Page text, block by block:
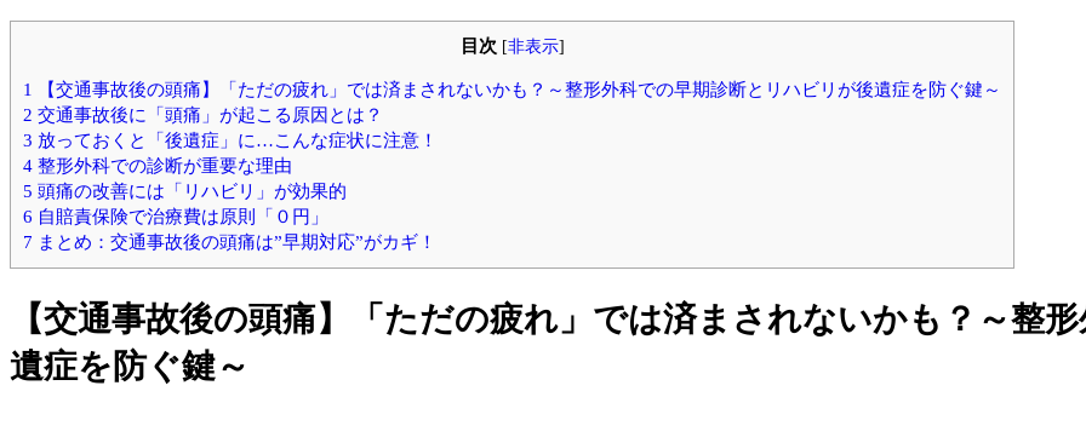
目次 [非表示]
1 【交通事故後の頭痛】「ただの疲れ」では済まされないかも？～整形外科での早期診断とリハビリが後遺症を防ぐ鍵～
2 交通事故後に「頭痛」が起こる原因とは？
3 放っておくと「後遺症」に…こんな症状に注意！
4 整形外科での診断が重要な理由
5 頭痛の改善には「リハビリ」が効果的
6 自賠責保険で治療費は原則「０円」
7 まとめ：交通事故後の頭痛は”早期対応”がカギ！
【交通事故後の頭痛】「ただの疲れ」では済まされないかも？～整
遺症を防ぐ鍵～